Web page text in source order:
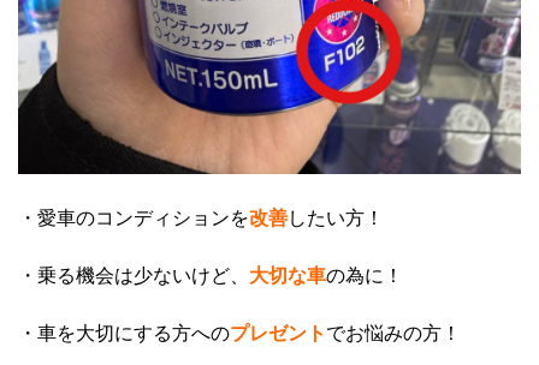
・愛車のコンディションを改善したい方！
・乗る機会は少ないけど、 大切な車の為に！
・車を大切にする方へのプレゼント でお悩みの方！